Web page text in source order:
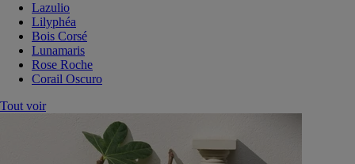
Lazulio
Lilyphéa
Bois Corsé
Lunamaris
Rose Roche
Corail Oscuro
Tout voir